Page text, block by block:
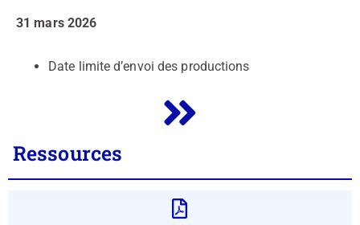
31 mars 2026
Date limite d’envoi des productions
Ressources